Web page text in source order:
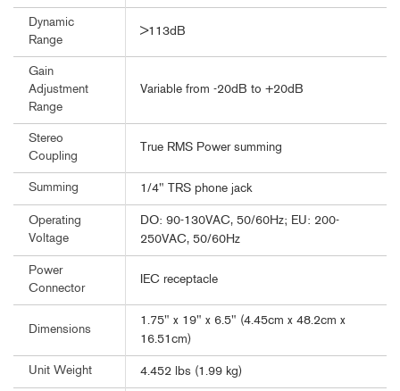
Dynamic
Range
>113dB
Gain
Adjustment
Range
Variable from -20dB to +20dB
Stereo
Coupling
True RMS Power summing
Summing 1/4" TRS phone jack
Operating
Voltage
DO: 90-130VAC, 50/60Hz; EU: 200-
250VAC, 50/60Hz
Power
Connector
IEC receptacle
Dimensions
1.75" x 19" x 6.5" (4.45cm x 48.2cm x
16.51cm)
Unit Weight 4.452 lbs (1.99 kg)